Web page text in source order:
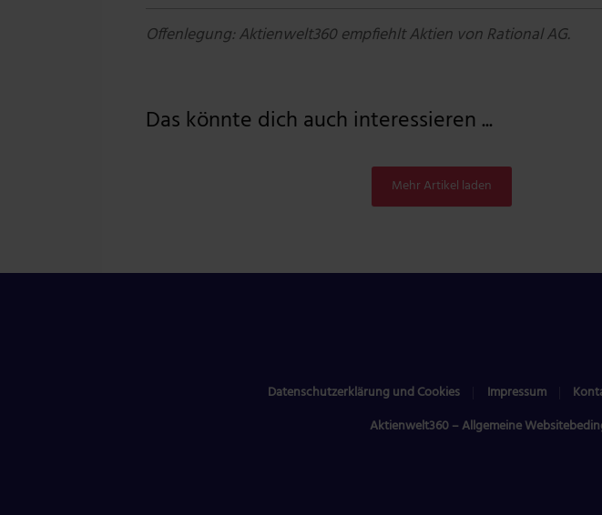
Offenlegung: Aktienwelt360 empfiehlt Aktien von Rational AG.
Das könnte dich auch interessieren ...
Mehr Artikel laden
Datenschutzerklärung und Cookies Impressum
Aktienwelt360 – Allgemeine